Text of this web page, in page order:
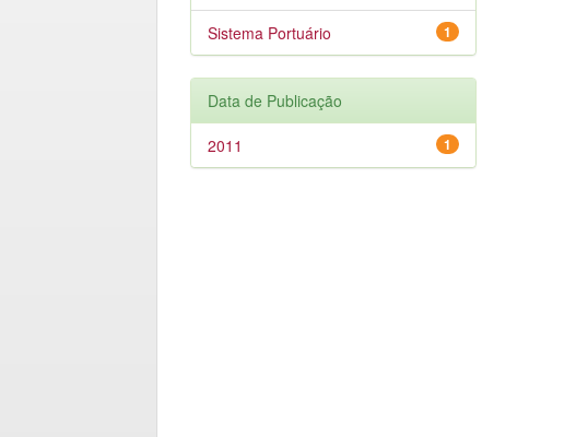
1
Sistema Portuário
Data de Publicação
1
2011